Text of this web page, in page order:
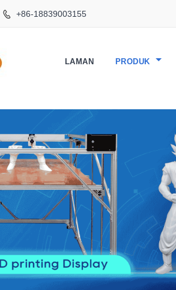
 +86-18839003155
LAMAN PRODUK